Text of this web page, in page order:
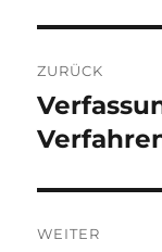
ZURÜCK
Vorheriger
Beitrag:
WEITER